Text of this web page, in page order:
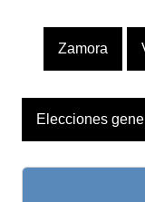
Zamora
Elecciones